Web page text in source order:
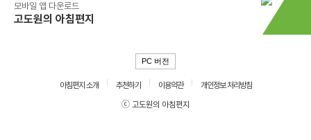
모바일 앱 다운로드
고도원의 아침편지
PC 버전
아침편지 소개 추천하기 이용약관
개인정보 처리방침
ⓒ 고도원의 아침편지